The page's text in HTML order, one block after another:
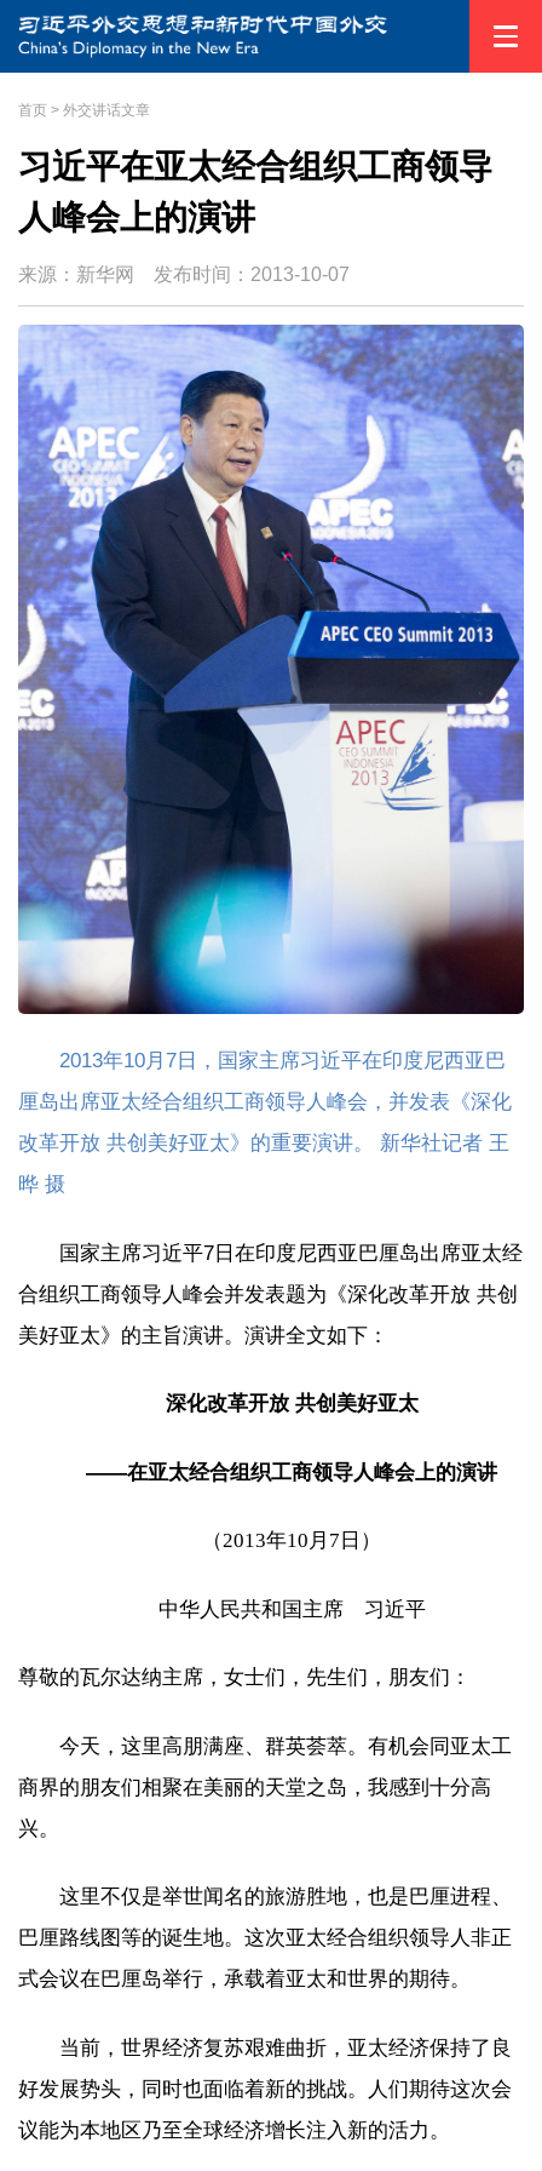
首页 > 外交讲话文章
习近平在亚太经合组织工商领导
人峰会上的演讲
来源：新华网 发布时间： 2013-10-07
2013年10月7日，国家主席习近平在印度尼西亚巴
厘岛出席亚太经合组织工商领导人峰会，并发表《深化
改革开放 共创美好亚太》的重要演讲。 新华社记者 王
晔 摄
国家主席习近平7日在印度尼西亚巴厘岛出席亚太经
合组织工商领导人峰会并发表题为《深化改革开放 共创
美好亚太》的主旨演讲。演讲全文如下：
深化改革开放 共创美好亚太
——在亚太经合组织工商领导人峰会上的演讲
（2013年10月7日）
中华人民共和国主席 习近平
尊敬的瓦尔达纳主席，女士们，先生们，朋友们：
今天，这里高朋满座、群英荟萃。有机会同亚太工
商界的朋友们相聚在美丽的天堂之岛，我感到十分高
兴。
这里不仅是举世闻名的旅游胜地，也是巴厘进程、
巴厘路线图等的诞生地。这次亚太经合组织领导人非正
式会议在巴厘岛举行，承载着亚太和世界的期待。
当前，世界经济复苏艰难曲折，亚太经济保持了良
好发展势头，同时也面临着新的挑战。人们期待这次会
议能为本地区乃至全球经济增长注入新的活力。